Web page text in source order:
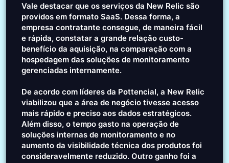
Vale destacar que os serviços da New Relic são
providos em formato SaaS. Dessa forma, a
empresa contratante consegue, de maneira fácil
e rápida, constatar a grande relação custo-
benefício da aquisição, na comparação com a
hospedagem das soluções de monitoramento
gerenciadas internamente.
De acordo com líderes da Pottencial, a New Relic
viabilizou que a área de negócio tivesse acesso
mais rápido e preciso aos dados estratégicos.
Além disso, o tempo gasto na operação de
soluções internas de monitoramento e no
aumento da visibilidade técnica dos produtos foi
consideravelmente reduzido. Outro ganho foi a